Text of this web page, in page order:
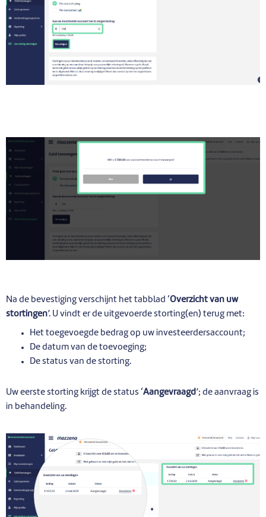
Na de bevestiging verschijnt het tabblad ‘Overzicht van uw
stortingen’. U vindt er de uitgevoerde storting(en) terug met:
Het toegevoegde bedrag op uw investeerdersaccount;
De datum van de toevoeging;
De status van de storting.
Uw eerste storting krijgt de status ‘Aangevraagd’; de aanvraag is
in behandeling.